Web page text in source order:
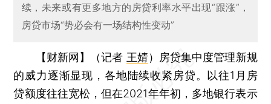
续，未来或有更多地方的房贷利率水平出现“跟涨”，
房贷市场“势必会有一场结构性变动”
【财新网】（记者 王婧）
房贷集中度管理新规
的威力逐渐显现，各地陆续收紧房贷。以往1月房
贷额度往往宽松，但在2021年年初，多地银行表示